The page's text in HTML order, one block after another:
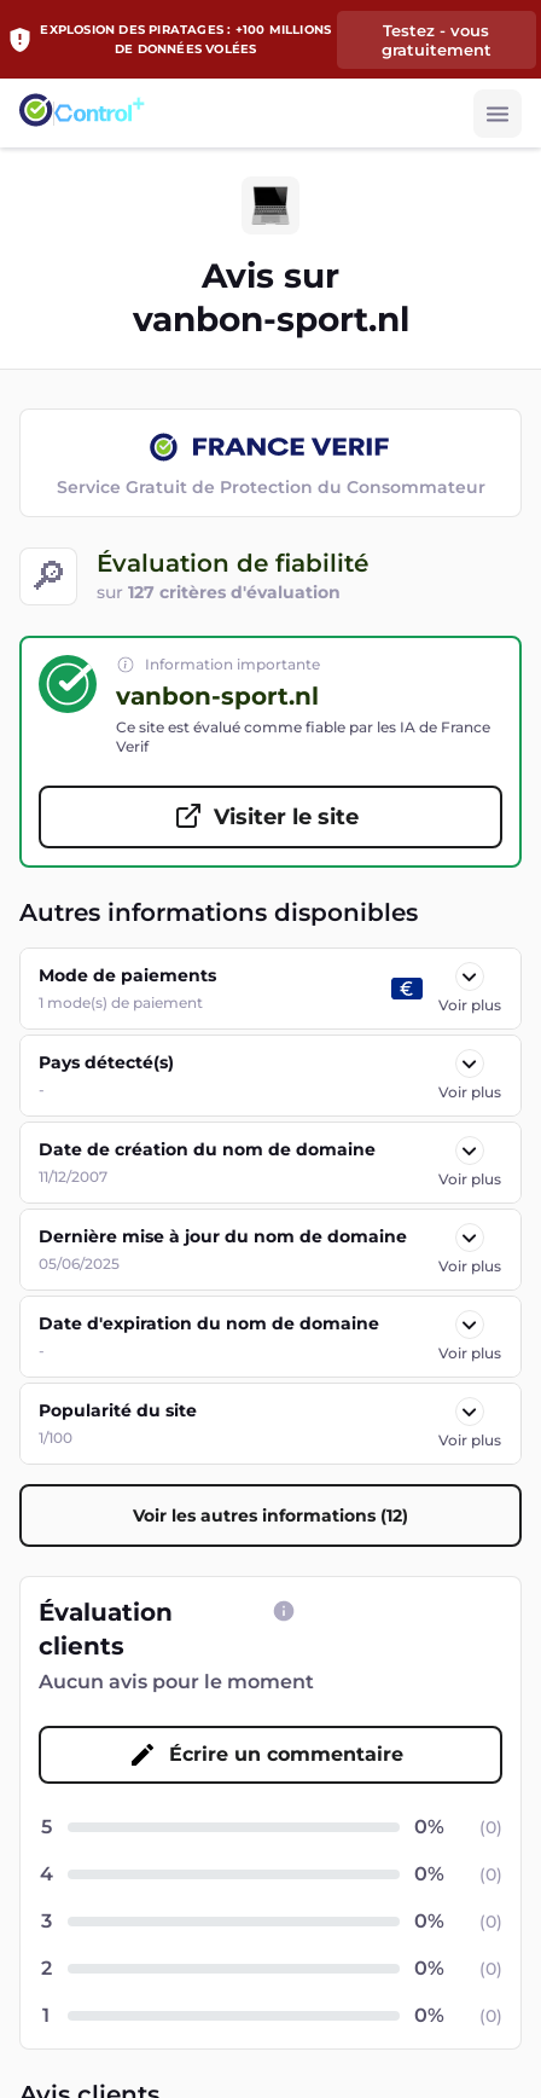
EXPLOSION DES PIRATAGES : +100 MILLIONS
DE DONNÉES VOLÉES
Testez - vous
gratuitement
Avis sur
vanbon-sport.nl
🔎 Évaluation de fiabilité
sur 127 critères d'évaluation
Service Gratuit de Protection du Consommateur
Information importante
vanbon-sport.nl
Ce site est évalué comme fiable par les IA de France
Verif
Visiter le site
Autres informations disponibles
Mode de paiements
1 mode(s) de paiement Voir plus
Pays détecté(s)
- Voir plus
Date de création du nom de domaine
11/12/2007 Voir plus
Dernière mise à jour du nom de domaine
05/06/2025 Voir plus
Date d'expiration du nom de domaine
- Voir plus
Popularité du site
1/100 Voir plus
Voir les autres informations (12)
Évaluation
clients
Aucun avis pour le moment
Écrire un commentaire
5 (0)
4 (0)
3 (0)
2 (0)
1 (0)